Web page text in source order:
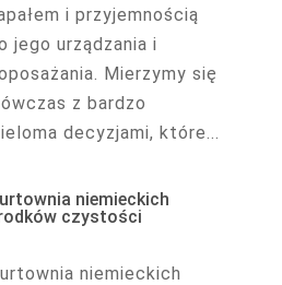
i przyjemnością
jego urządzania i
Mierzymy się
z bardzo
decyzjami, które...
niemieckich
czystości
niemieckich